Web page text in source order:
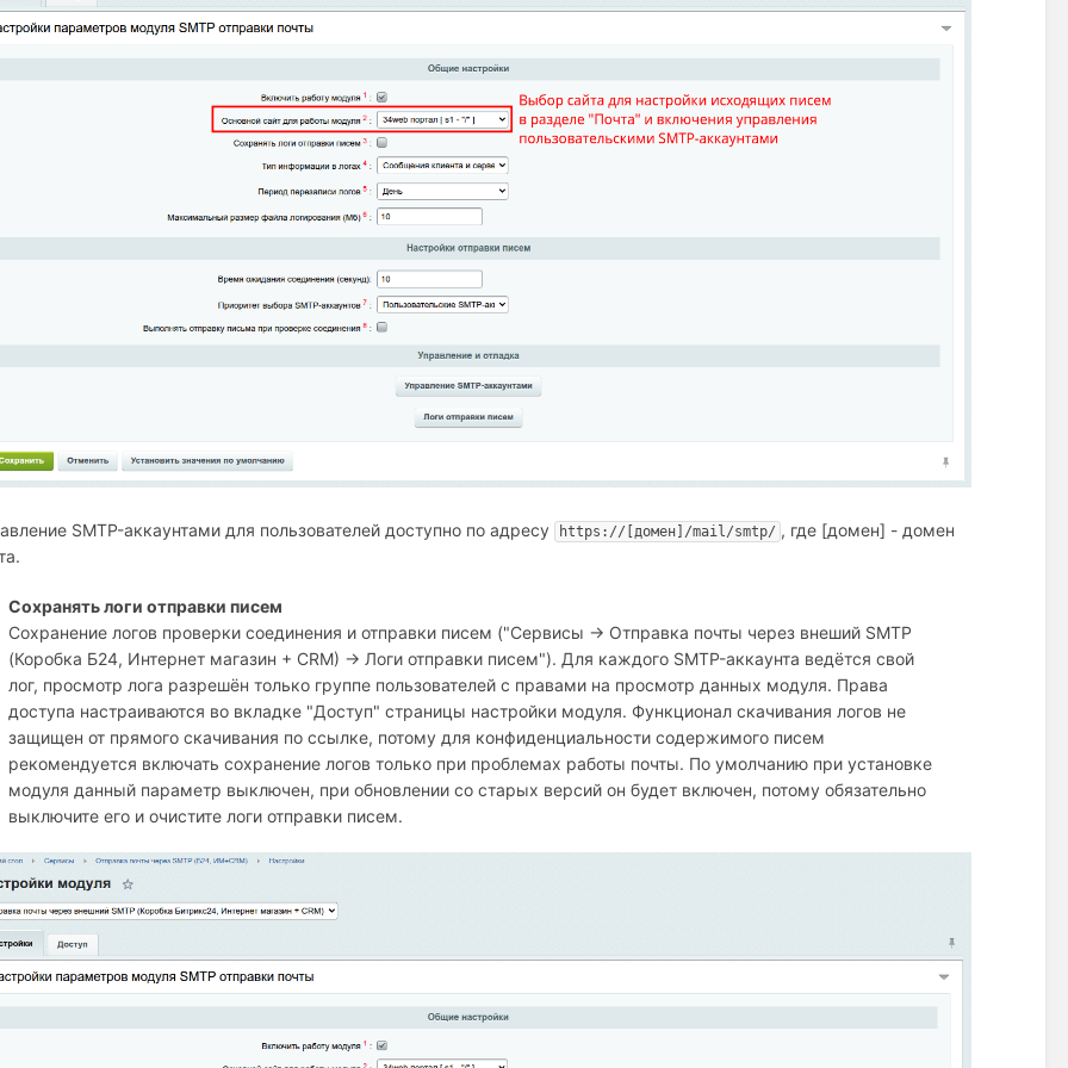
SMTP-аккаунтами для пользователей доступно по адресу https://[домен]/mail/smtp/ , где [домен] - домен
Сохранять логи отправки писем
Сохранение логов проверки соединения и отправки писем ("Сервисы → Отправка почты через внеший SMTP
(Коробка Б24, Интернет магазин + СRM) → Логи отправки писем"). Для каждого SMTP-аккаунта ведётся свой
лог, просмотр лога разрешён только группе пользователей с правами на просмотр данных модуля. Права
доступа настраиваются во вкладке "Доступ" страницы настройки модуля. Функционал скачивания логов не
защищен от прямого скачивания по ссылке, потому для конфиденциальности содержимого писем
рекомендуется включать сохранение логов только при проблемах работы почты. По умолчанию при установке
модуля данный параметр выключен, при обновлении со старых версий он будет включен, потому обязательно
выключите его и очистите логи отправки писем.